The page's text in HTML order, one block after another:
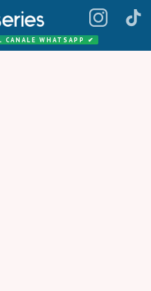
WHATSAPP ✔